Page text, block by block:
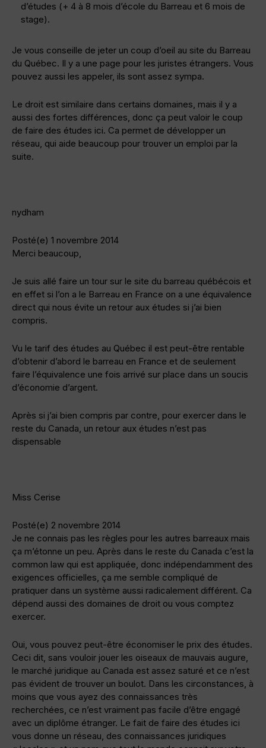
d’études (+ 4 à 8 mois d’école du Barreau et 6 mois de
stage).
Je vous conseille de jeter un coup d’oeil au site du Barreau
du Québec. Il y a une page pour les juristes étrangers. Vous
pouvez aussi les appeler, ils sont assez sympa.
Le droit est similaire dans certains domaines, mais il y a
aussi des fortes différences, donc ça peut valoir le coup
de faire des études ici. Ca permet de développer un
réseau, qui aide beaucoup pour trouver un emploi par la
suite.
nydham
Posté(e) 1 novembre 2014
Merci beaucoup,
Je suis allé faire un tour sur le site du barreau québécois et
en effet si l’on a le Barreau en France on a une équivalence
direct qui nous évite un retour aux études si j’ai bien
compris.
Vu le tarif des études au Québec il est peut-être rentable
d’obtenir d’abord le barreau en France et de seulement
faire l’équivalence une fois arrivé sur place dans un soucis
d’économie d’argent.
Après si j’ai bien compris par contre, pour exercer dans le
reste du Canada, un retour aux études n’est pas
dispensable
Miss Cerise
Posté(e) 2 novembre 2014
Je ne connais pas les règles pour les autres barreaux mais
ça m’étonne un peu. Après dans le reste du Canada c’est la
common law qui est appliquée, donc indépendamment des
exigences officielles, ça me semble compliqué de
pratiquer dans un système aussi radicalement différent. Ca
dépend aussi des domaines de droit ou vous comptez
exercer.
Oui, vous pouvez peut-être économiser le prix des études.
Ceci dit, sans vouloir jouer les oiseaux de mauvais augure,
le marché juridique au Canada est assez saturé et ce n’est
pas évident de trouver un boulot. Dans les circonstances, à
moins que vous ayez des connaissances très
recherchées, ce n’est vraiment pas facile d’être engagé
avec un diplôme étranger. Le fait de faire des études ici
vous donne un réseau, des connaissances juridiques